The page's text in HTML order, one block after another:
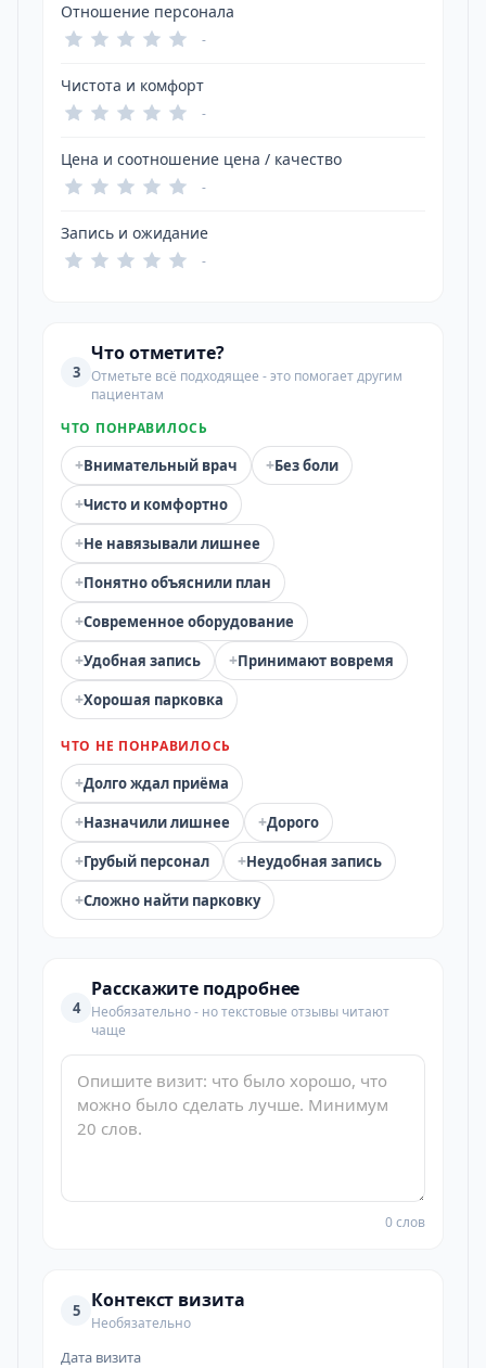
Отношение персонала
-
Чистота и комфорт
-
Цена и соотношение цена / качество
-
Запись и ожидание
-
3
Что отметите?
Отметьте всё подходящее - это помогает другим
пациентам
ЧТО ПОНРАВИЛОСЬ
+Внимательный врач +Без боли
+Чисто и комфортно
+Не навязывали лишнее
+Понятно объяснили план
+Современное оборудование
+Удобная запись +Принимают вовремя
+Хорошая парковка
ЧТО НЕ ПОНРАВИЛОСЬ
+Долго ждал приёма
+Назначили лишнее +Дорого
+Грубый персонал +Неудобная запись
+Сложно найти парковку
4
Расскажите подробнее
Необязательно - но текстовые отзывы читают
чаще
0 слов
5 Контекст визита
Необязательно
Дата визита